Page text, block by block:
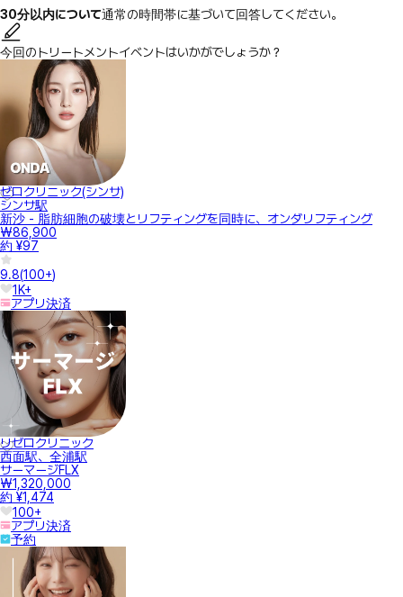
30分以内について通常の時間帯に基づいて回答してください。
今回のトリートメントイベントはいかがでしょうか？
ゼロクリニック(シンサ)
シンサ駅
新沙 - 脂肪細胞の破壊とリフティングを同時に、オンダリフティング
₩86,900
約 ¥97
9.8(100+)
1K+
アプリ決済
リゼロクリニック
西面駅、全浦駅
サーマージFLX
₩1,320,000
約 ¥1,474
100+
アプリ決済
予約